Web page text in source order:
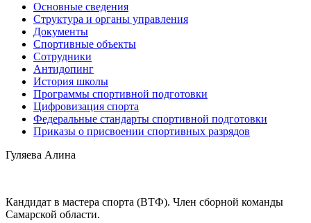
Основные сведения
Структура и органы управления
Документы
Спортивные объекты
Сотрудники
Антидопинг
История школы
Программы спортивной подготовки
Цифровизация спорта
Федеральные стандарты спортивной подготовки
Приказы о присвоении спортивных разрядов
Гуляева Алина
Кандидат в мастера спорта (ВТФ). Член сборной команды
Самарской области.